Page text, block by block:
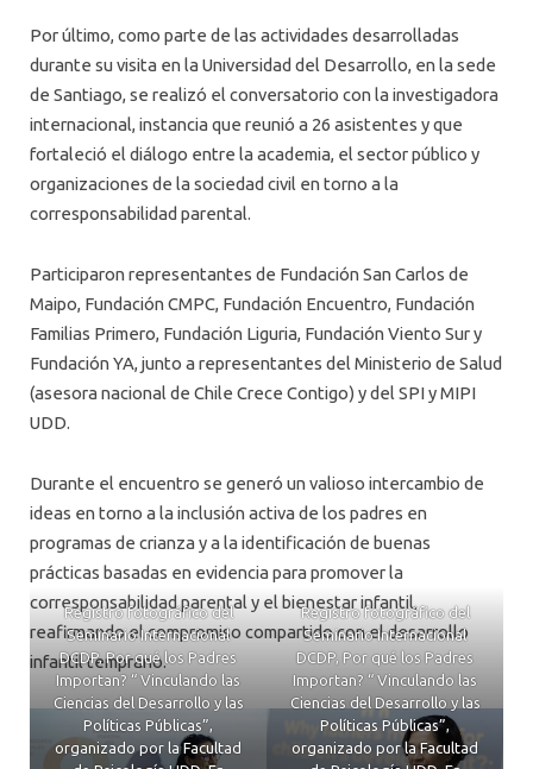
Por último, como parte de las actividades desarrolladas
durante su visita en la Universidad del Desarrollo, en la sede
de Santiago, se realizó el conversatorio con la investigadora
internacional, instancia que reunió a 26 asistentes y que
fortaleció el diálogo entre la academia, el sector público y
organizaciones de la sociedad civil en torno a la
corresponsabilidad parental.
Participaron representantes de Fundación San Carlos de
Maipo, Fundación CMPC, Fundación Encuentro, Fundación
Familias Primero, Fundación Liguria, Fundación Viento Sur y
Fundación YA, junto a representantes del Ministerio de Salud
(asesora nacional de Chile Crece Contigo) y del SPI y MIPI
UDD.
Durante el encuentro se generó un valioso intercambio de
ideas en torno a la inclusión activa de los padres en
programas de crianza y a la identificación de buenas
prácticas basadas en evidencia para promover la
corresponsabilidad parental y el bienestar infantil,
reafirmando el compromiso compartido con el desarrollo
infantil temprano.
Registro fotográfico del
Seminario Internacional
DCDP, Por qué los Padres
Importan? “ Vinculando las
Ciencias del Desarrollo y las
Políticas Públicas”,
organizado por la Facultad
Registro fotográfico del
Seminario Internacional
DCDP, Por qué los Padres
Importan? “ Vinculando las
Ciencias del Desarrollo y las
Políticas Públicas”,
organizado por la Facultad